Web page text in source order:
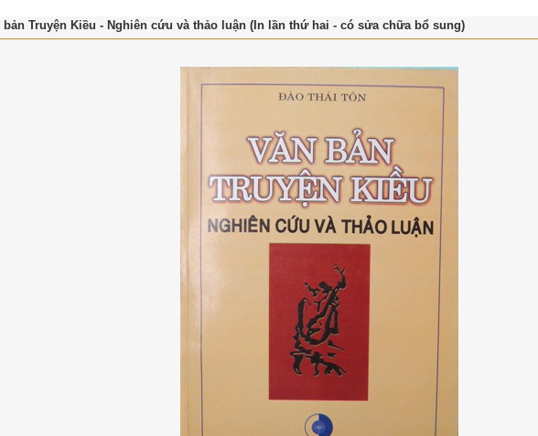
bản Truyện Kiều - Nghiên cứu và thảo luận (In lần thứ hai - có sửa chữa bổ sung)